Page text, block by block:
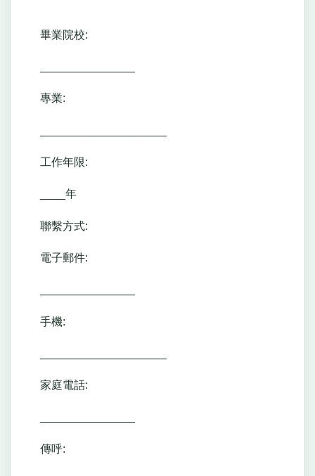
畢業院校:
專業:
工作年限:
____年
聯繫方式:
電子郵件:
手機:
家庭電話:
傳呼: